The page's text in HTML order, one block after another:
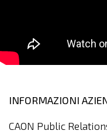
INFORMAZIONI
CAON Public